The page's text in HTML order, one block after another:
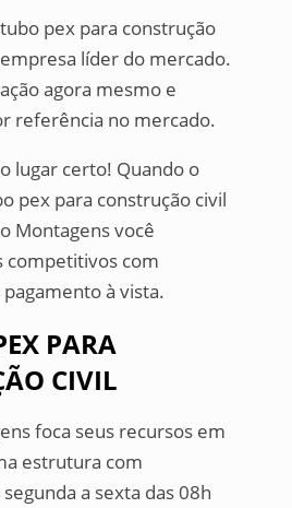
pex para construção
líder do mercado.
agora mesmo e
referência no mercado.
lugar certo! Quando o
pex para construção civil
Montagens você
competitivos com
à vista.
PARA
CIVIL
foca seus recursos em
estrutura com
a sexta das 08h